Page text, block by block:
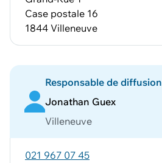
Case postale 16
1844 Villeneuve
Responsable de diffusion
Jonathan Guex
Villeneuve
021 967 07 45